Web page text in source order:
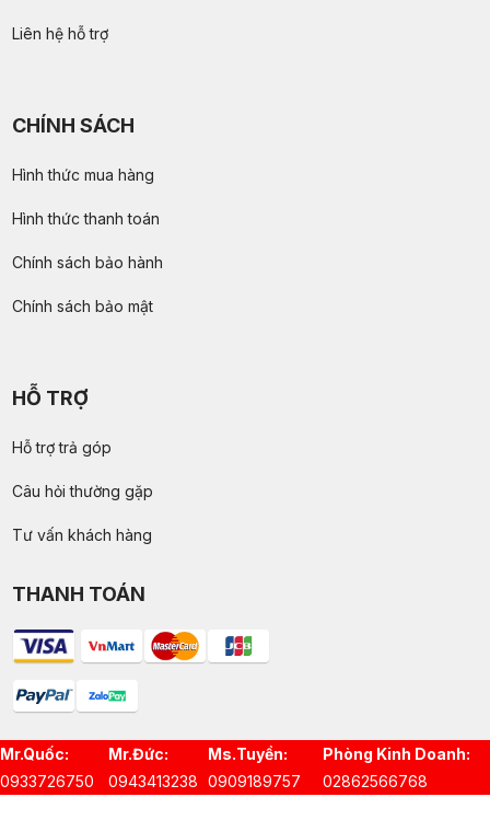
Liên hệ hỗ trợ
CHÍNH SÁCH
Hình thức mua hàng
Hình thức thanh toán
Chính sách bảo hành
Chính sách bảo mật
HỖ TRỢ
Hỗ trợ trả góp
Câu hỏi thường gặp
Tư vấn khách hàng
THANH TOÁN
© 2025 bản quyền thuộc về CÔNG TY TNHH SẢN XUẤT
Mr.Quốc:
0933726750
Mr.Đức:
0943413238
Ms.Tuyền:
0909189757
Phòng Kinh Doanh:
02862566768